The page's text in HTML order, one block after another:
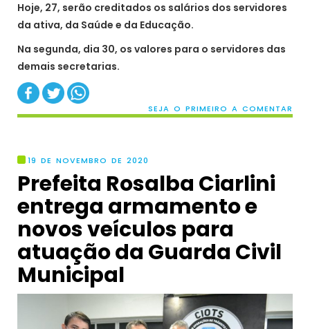
Hoje, 27, serão creditados os salários dos servidores
da ativa, da Saúde e da Educação.
Na segunda, dia 30, os valores para o servidores das
demais secretarias.
SEJA O PRIMEIRO A COMENTAR
19 DE NOVEMBRO DE 2020
Prefeita Rosalba Ciarlini
entrega armamento e
novos veículos para
atuação da Guarda Civil
Municipal